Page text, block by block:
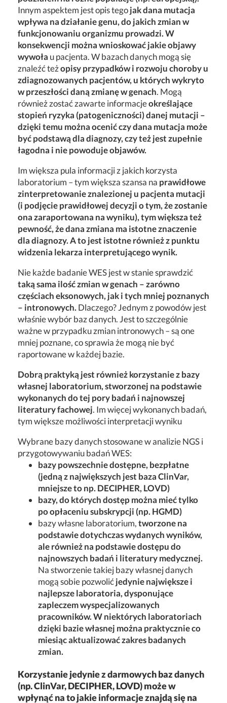
Innym aspektem jest opis tegojak dana mutacja
wpływa na działanie genu, do jakich zmian w
funkcjonowaniu organizmu prowadzi. W
konsekwencji można wnioskować jakie objawy
wywoła u pacjenta. W bazach danych mogą się
znaleźć teżopisy przypadków i rozwoju choroby u
zdiagnozowanych pacjentów, u których wykryto
w przeszłości daną zmianę w genach. Mogą
również zostać zawarte informacjeokreślające
stopień ryzyka (patogeniczności) danej mutacji –
dzięki temu można ocenić czy dana mutacja może
być podstawą dla diagnozy, czy też jest zupełnie
łagodna i nie powoduje objawów.
Im większa pula informacji z jakich korzysta
laboratorium – tym większa szansa na prawidłowe
zinterpretowanie znalezionej u pacjenta mutacji
(i podjęcie prawidłowej decyzji o tym, że zostanie
ona zaraportowana na wyniku), tym większa też
pewność, że dana zmiana ma istotne znaczenie
dla diagnozy. A to jest istotne również z punktu
widzenia lekarza interpretującego wynik.
Nie każde badanie WES jest w stanie sprawdzić
taką sama ilość zmian w genach – zarówno
częściach eksonowych, jak i tych mniej poznanych
– intronowych. Dlaczego? Jednym z powodów jest
właśnie wybór baz danych. Jest to szczególnie
ważne w przypadku zmian intronowych – są one
mniej poznane, co sprawia że mogą nie być
raportowane w każdej bazie.
Dobrą praktyką jest również korzystanie zbazy
własnej laboratorium, stworzonej na podstawie
wykonanych do tej pory badań i najnowszej
literatury fachowej. Im więcej wykonanych badań,
tym większe możliwości interpretacji wyniku
Wybrane bazy danych stosowane w analizie NGS i
przygotowywaniu badań WES:
bazy powszechnie dostępne, bezpłatne
(jedną z największych jest baza ClinVar,
mniejsze to np. DECIPHER, LOVD)
bazy, do których dostęp można mieć tylko
po opłaceniu subskrypcji (np. HGMD)
bazy własne laboratorium,tworzone na
podstawie dotychczas wydanych wyników,
ale również na podstawie dostępu do
najnowszych badań i literatury medycznej.
Na stworzenie takiej bazy własnej danych
mogą sobie pozwolićjedynie największe i
najlepsze laboratoria, dysponujące
zapleczem wyspecjalizowanych
pracowników. W niektórych laboratoriach
dzięki bazie własnej można praktycznie co
miesiąc aktualizować zakres badanych
zmian.
Korzystanie jedynie z darmowych baz danych
(np. ClinVar, DECIPHER, LOVD) może w
wpłynąć na to jakie informacje znajdą się na